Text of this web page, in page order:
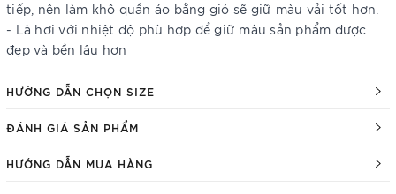
tiếp, nên làm khô quần áo bằng gió sẽ giữ màu vải tốt hơn.
- Là hơi với nhiệt độ phù hợp để giữ màu sản phẩm được
đẹp và bền lâu hơn
HƯỚNG DẪN CHỌN SIZE
ĐÁNH GIÁ SẢN PHẨM
HƯỚNG DẪN MUA HÀNG